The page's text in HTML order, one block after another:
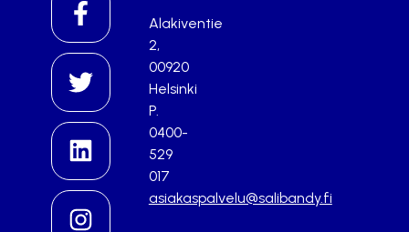
Alakiventie
2,
00920
Helsinki
P.
0400-
529
017
asiakaspalvelu@salibandy.fi